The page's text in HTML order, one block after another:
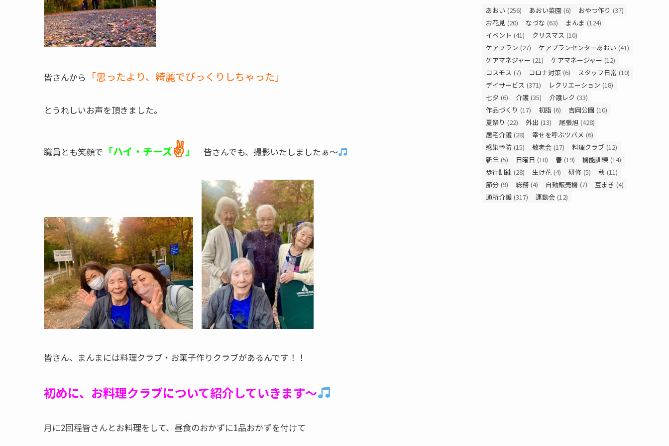
皆さんから 「思ったより、綺麗でびっくりしちゃった」
とうれしいお声を頂きました。
職員とも笑顔で 「ハイ・チーズ✌」 皆さんでも、撮影いたしましたぁ～
皆さん、まんまには料理クラブ・お菓子作りクラブがあるんです！！
初めに、お料理クラブについて紹介していきます～
月に2回程皆さんとお料理をして、昼食のおかずに1品おかずを付けて
あおい (256) あおい菜園 (6) おやつ作り (37)
お花見 (20) なづな (63) まんま (124)
イベント (41) クリスマス (10)
ケアプラン (27) ケアプランセンターあおい (41)
ケアマネジャー (21) ケアマネージャー (12)
コスモス (7) コロナ対策 (6) スタッフ日常 (10)
デイサービス (371) レクリエーション (18)
七夕 (6) 介護 (35) 介護レク (33)
作品づくり (17) 初詣 (6) 吉岡公園 (10)
夏祭り (22) 外出 (13) 尾張旭 (428)
居宅介護 (28) 幸せを呼ぶツバメ (6)
感染予防 (15) 敬老会 (17) 料理クラブ (12)
新年 (5) 日曜日 (10) 春 (19) 機能訓練 (14)
歩行訓練 (28) 生け花 (4) 研修 (5) 秋 (11)
節分 (9) 総務 (4) 自動販売機 (7) 豆まき (4)
通所介護 (317) 運動会 (12)